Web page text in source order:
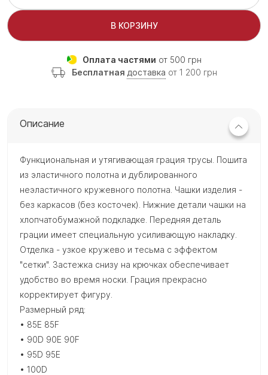
В КОРЗИНУ
Оплата частями от 500 грн
Бесплатная доставка от 1 200 грн
Описание
Функциональная и утягивающая грация трусы. Пошита
из эластичного полотна и дублированного
неэластичного кружевного полотна. Чашки изделия -
без каркасов (без косточек). Нижние детали чашки на
хлопчатобумажной подкладке. Передняя деталь
грации имеет специальную усиливающую накладку.
Отделка - узкое кружево и тесьма с эффектом
"сетки". Застежка снизу на крючках обеспечивает
удобство во время носки. Грация прекрасно
корректирует фигуру.
Размерный ряд:
• 85E 85F
• 90D 90E 90F
• 95D 95E
• 100D